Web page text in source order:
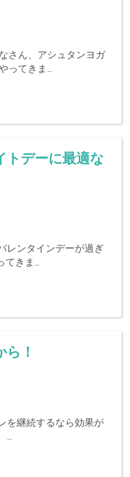
さん、アシュタンヨガ
ってきま…
トデーに最適な
レンタインデーが過ぎ
きま…
！
を継続するなら効果が